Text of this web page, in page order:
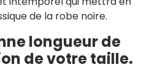
de la robe noire.
longueur de
de votre taille.